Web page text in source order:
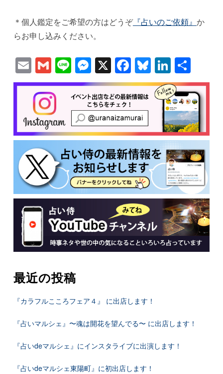
＊個人鑑定をご希望の方はどうぞ『占いのご依頼』 か
らお申し込みください。
EmailGmail
LineMessenger
X Facebook
Bluesky
共
有
最近の投稿
『カラフルこころフェア４』 に出店します！
『占いマルシェ』〜魂は開花を望んでる〜 に出店します！
『占いdeマルシェ』にインスタライブに出演します！
『占いdeマルシェ東陽町』に初出店します！